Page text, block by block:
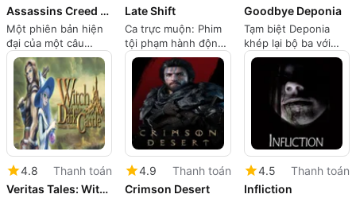
Assassins Creed Black Flag Resynced
Một phiên bản hiện
đại của một câu
chuyện cướp biển
huyền thoại
Late Shift
Ca trực muộn: Phim
tội phạm hành động
dựa trên các lựa
chọn theo thời gian
thực
Goodbye Deponia
Tạm biệt Deponia
khép lại bộ ba với
cuộc phiêu lưu tối
tăm, đầy câu đố
4.8
Thanh toán
Veritas Tales: Witch of the Dark Castle
4.9
Thanh toán
Crimson Desert
4.5
Thanh toán
Infliction